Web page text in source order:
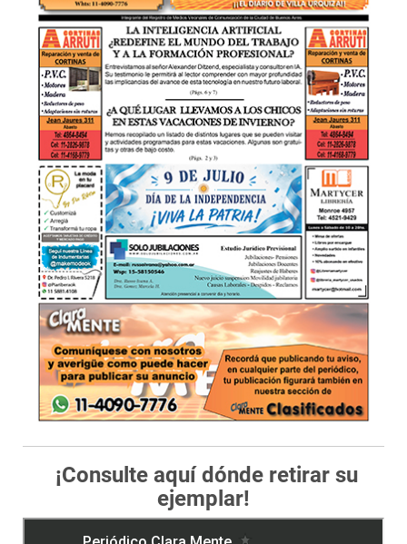
¡Consulte aquí dónde retirar su
ejemplar!